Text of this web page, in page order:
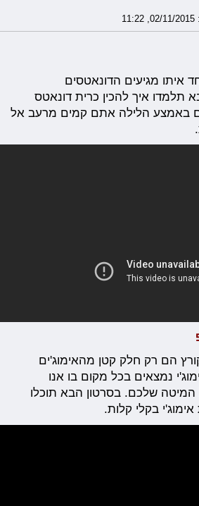
איתו מגיעים הדונאטסים
תלמדו איך להכין כרית דונאטס
באמצע הלילה אתם קמים מרעב אל
הם רק חלק קטן מהאימוג'ים
נמצאים בכל מקום בו אנו
המיטה שלכם. בסרטון הבא תוכלו
אימוג'י בקלי קלות.